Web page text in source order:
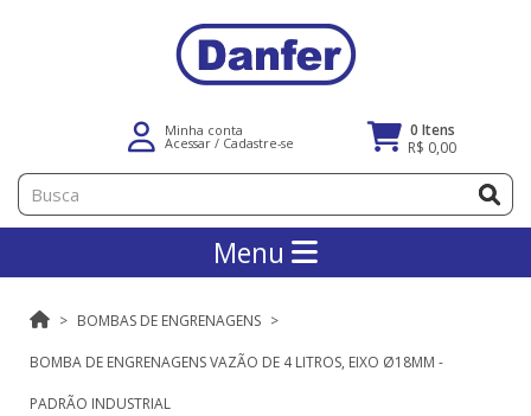
Minha conta
Acessar / Cadastre-se
0 Itens
R$ 0,00
Menu
BOMBAS DE ENGRENAGENS
BOMBA DE ENGRENAGENS VAZÃO DE 4 LITROS, EIXO Ø18MM -
PADRÃO INDUSTRIAL